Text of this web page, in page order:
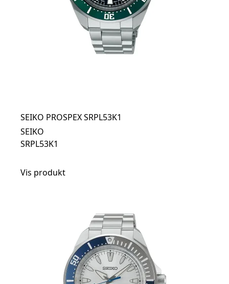
SEIKO PROSPEX SRPL53K1
SEIKO
SRPL53K1
Vis produkt